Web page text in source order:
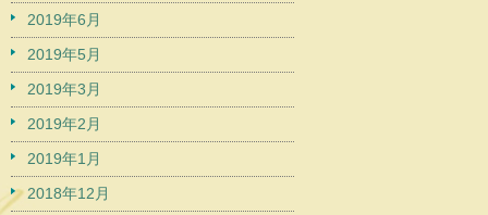
2019年6月
2019年5月
2019年3月
2019年2月
2019年1月
2018年12月